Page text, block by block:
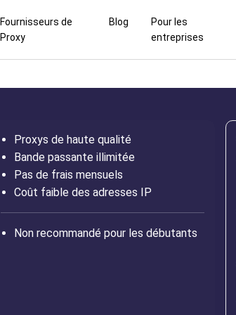
Fournisseurs de
Proxy
Blog
Pour les
entreprises
Proxys de haute qualité
Bande passante illimitée
Pas de frais mensuels
Coût faible des adresses IP
Non recommandé pour les débutants